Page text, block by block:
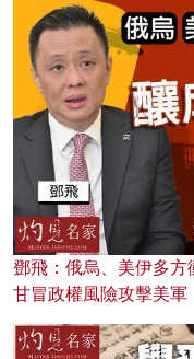
鄧飛：俄烏、美伊多
甘冒政權風險攻擊美軍